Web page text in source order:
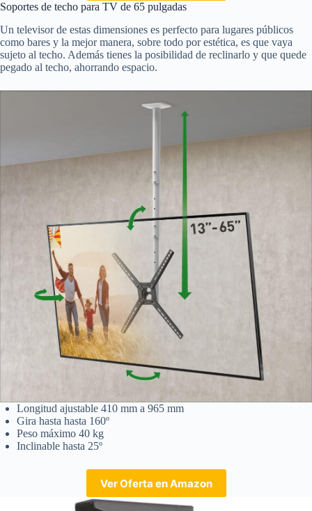
Soportes de techo para TV de 65 pulgadas
Un televisor de estas dimensiones es perfecto para lugares públicos
como bares y la mejor manera, sobre todo por estética, es que vaya
sujeto al techo. Además tienes la posibilidad de reclinarlo y que quede
pegado al techo, ahorrando espacio.
Longitud ajustable 410 mm a 965 mm
Gira hasta hasta 160º
Peso máximo 40 kg
Inclinable hasta 25º
Ver Oferta en Amazon